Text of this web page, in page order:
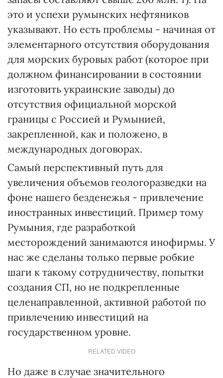
это и успехи румынских нефтяников
указывают. Но есть проблемы - начиная от
элементарного отсутствия оборудования
для морских буровых работ (которое при
должном финансировании в состоянии
изготовить украинские заводы) до
отсутствия официальной морской
границы с Россией и Румынией,
закрепленной, как и положено, в
международных договорах.
Самый перспективный путь для
увеличения объемов геологоразведки на
фоне нашего безденежья - привлечение
иностранных инвестиций. Пример тому
Румыния, где разработкой
месторождений занимаются инофирмы. У
нас же сделаны только первые робкие
шаги к такому сотрудничеству, попытки
создания СП, но не подкрепленные
целенаправленной, активной работой по
привлечению инвестиций на
государственном уровне.
RELATED VIDEO
Но даже в случае значительного